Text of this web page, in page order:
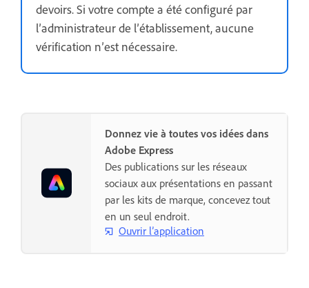
devoirs. Si votre compte a été configuré par
l’administrateur de l’établissement, aucune
vérification n’est nécessaire.
Donnez vie à toutes vos idées dans
Adobe Express
Des publications sur les réseaux
sociaux aux présentations en passant
par les kits de marque, concevez tout
en un seul endroit.
Ouvrir l’application